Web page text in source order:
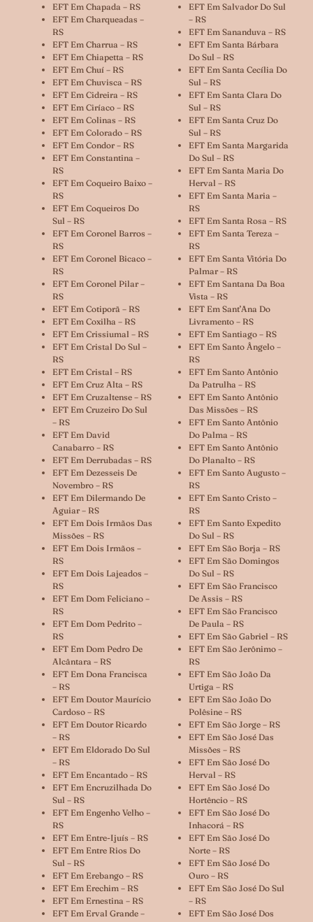
EFT Em Chapada – RS
EFT Em Charqueadas –
RS
EFT Em Charrua – RS
EFT Em Chiapetta – RS
EFT Em Chuí – RS
EFT Em Chuvisca – RS
EFT Em Cidreira – RS
EFT Em Ciríaco – RS
EFT Em Colinas – RS
EFT Em Colorado – RS
EFT Em Condor – RS
EFT Em Constantina –
RS
EFT Em Coqueiro Baixo –
RS
EFT Em Coqueiros Do
Sul – RS
EFT Em Coronel Barros –
RS
EFT Em Coronel Bicaco –
RS
EFT Em Coronel Pilar –
RS
EFT Em Cotiporã – RS
EFT Em Coxilha – RS
EFT Em Crissiumal – RS
EFT Em Cristal Do Sul –
RS
EFT Em Cristal – RS
EFT Em Cruz Alta – RS
EFT Em Cruzaltense – RS
EFT Em Cruzeiro Do Sul
– RS
EFT Em David
Canabarro – RS
EFT Em Derrubadas – RS
EFT Em Dezesseis De
Novembro – RS
EFT Em Dilermando De
Aguiar – RS
EFT Em Dois Irmãos Das
Missões – RS
EFT Em Dois Irmãos –
RS
EFT Em Dois Lajeados –
RS
EFT Em Dom Feliciano –
RS
EFT Em Dom Pedrito –
RS
EFT Em Dom Pedro De
Alcântara – RS
EFT Em Dona Francisca
– RS
EFT Em Doutor Maurício
Cardoso – RS
EFT Em Doutor Ricardo
– RS
EFT Em Eldorado Do Sul
– RS
EFT Em Encantado – RS
EFT Em Encruzilhada Do
Sul – RS
EFT Em Engenho Velho –
RS
EFT Em Entre-Ijuís – RS
EFT Em Entre Rios Do
Sul – RS
EFT Em Erebango – RS
EFT Em Erechim – RS
EFT Em Ernestina – RS
EFT Em Erval Grande –
EFT Em Salvador Do Sul
– RS
EFT Em Sananduva – RS
EFT Em Santa Bárbara
Do Sul – RS
EFT Em Santa Cecília Do
Sul – RS
EFT Em Santa Clara Do
Sul – RS
EFT Em Santa Cruz Do
Sul – RS
EFT Em Santa Margarida
Do Sul – RS
EFT Em Santa Maria Do
Herval – RS
EFT Em Santa Maria –
RS
EFT Em Santa Rosa – RS
EFT Em Santa Tereza –
RS
EFT Em Santa Vitória Do
Palmar – RS
EFT Em Santana Da Boa
Vista – RS
EFT Em Sant’Ana Do
Livramento – RS
EFT Em Santiago – RS
EFT Em Santo Ângelo –
RS
EFT Em Santo Antônio
Da Patrulha – RS
EFT Em Santo Antônio
Das Missões – RS
EFT Em Santo Antônio
Do Palma – RS
EFT Em Santo Antônio
Do Planalto – RS
EFT Em Santo Augusto –
RS
EFT Em Santo Cristo –
RS
EFT Em Santo Expedito
Do Sul – RS
EFT Em São Borja – RS
EFT Em São Domingos
Do Sul – RS
EFT Em São Francisco
De Assis – RS
EFT Em São Francisco
De Paula – RS
EFT Em São Gabriel – RS
EFT Em São Jerônimo –
RS
EFT Em São João Da
Urtiga – RS
EFT Em São João Do
Polêsine – RS
EFT Em São Jorge – RS
EFT Em São José Das
Missões – RS
EFT Em São José Do
Herval – RS
EFT Em São José Do
Hortêncio – RS
EFT Em São José Do
Inhacorá – RS
EFT Em São José Do
Norte – RS
EFT Em São José Do
Ouro – RS
EFT Em São José Do Sul
– RS
EFT Em São José Dos